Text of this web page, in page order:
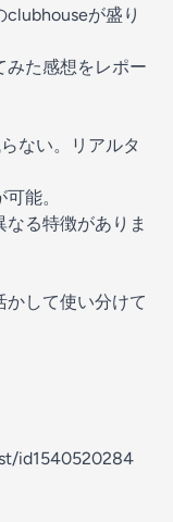
が盛り
みた感想をレポー
ない。リアルタ
能。
る特徴がありま
して使い分けて
id1540520284